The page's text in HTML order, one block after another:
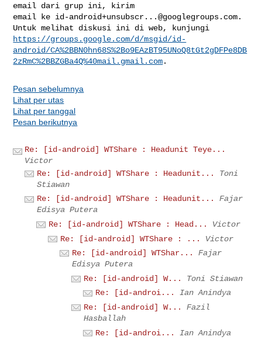
email dari grup ini, kirim
email ke id-android+unsubscr...@googlegroups.com.
https://groups.google.com/d/msgid/id-
android/CA%2BBN0hn68S%2Bo9EAzBT95UNoQ8tGt2gDFPe8DB
2zRmC%2BBZGBa4Q%40mail.gmail.com
Pesan sebelumnya
Lihat per utas
Lihat per tanggal
Pesan berikutnya
Re: [id-android] WTShare : Headunit Teye...
Victor
Re: [id-android] WTShare : Headunit...
Toni
Stiawan
Re: [id-android] WTShare : Headunit...
Fajar
Edisya Putera
Re: [id-android] WTShare : Head...
Victor
Re: [id-android] WTShare : ...
Victor
Re: [id-android] WTShar...
Fajar
Edisya Putera
Re: [id-android] W...
Toni Stiawan
Re: [id-androi...
Ian Anindya
Re: [id-android] W...
Fazil
Hasballah
Re: [id-androi...
Ian Anindya